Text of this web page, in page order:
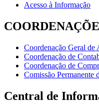
Acesso à Informação
Coordenação Geral
Coordenação de
Coordenação de
Comissão Permanente
Central de